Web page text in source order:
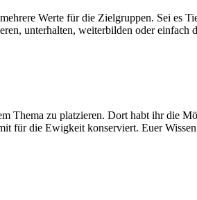
Werte für die Zielgruppen. Sei es
unterhalten, weiterbilden oder einfach
Thema zu platzieren. Dort habt ihr die
für die Ewigkeit konserviert. Euer